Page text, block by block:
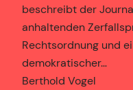
beschreibt der
anhaltenden
Rechtsordnung und
demokratischer…
Berthold Vogel